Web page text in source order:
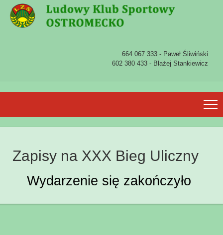
664 067 333 - Paweł Śliwiński
602 380 433 - Błażej Stankiewicz
Zapisy na XXX Bieg Uliczny
Wydarzenie się zakończyło